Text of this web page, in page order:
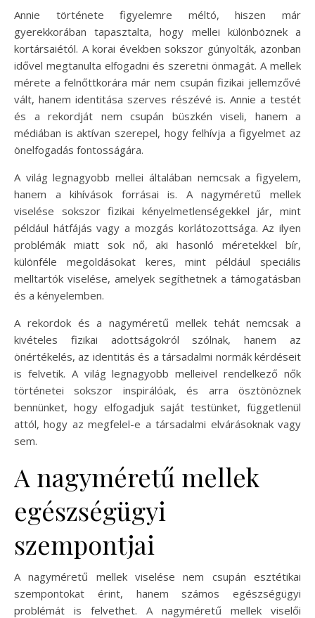
Annie története figyelemre méltó, hiszen már
gyerekkorában tapasztalta, hogy mellei különböznek a
kortársaiétól. A korai években sokszor gúnyolták, azonban
idővel megtanulta elfogadni és szeretni önmagát. A mellek
mérete a felnőttkorára már nem csupán fizikai jellemzővé
vált, hanem identitása szerves részévé is. Annie a testét
és a rekordját nem csupán büszkén viseli, hanem a
médiában is aktívan szerepel, hogy felhívja a figyelmet az
önelfogadás fontosságára.
A világ legnagyobb mellei általában nemcsak a figyelem,
hanem a kihívások forrásai is. A nagyméretű mellek
viselése sokszor fizikai kényelmetlenségekkel jár, mint
például hátfájás vagy a mozgás korlátozottsága. Az ilyen
problémák miatt sok nő, aki hasonló méretekkel bír,
különféle megoldásokat keres, mint például speciális
melltartók viselése, amelyek segíthetnek a támogatásban
és a kényelemben.
A rekordok és a nagyméretű mellek tehát nemcsak a
kivételes fizikai adottságokról szólnak, hanem az
önértékelés, az identitás és a társadalmi normák kérdéseit
is felvetik. A világ legnagyobb melleivel rendelkező nők
történetei sokszor inspirálóak, és arra ösztönöznek
bennünket, hogy elfogadjuk saját testünket, függetlenül
attól, hogy az megfelel-e a társadalmi elvárásoknak vagy
sem.
A nagyméretű mellek
egészségügyi
szempontjai
A nagyméretű mellek viselése nem csupán esztétikai
szempontokat érint, hanem számos egészségügyi
problémát is felvethet. A nagyméretű mellek viselői